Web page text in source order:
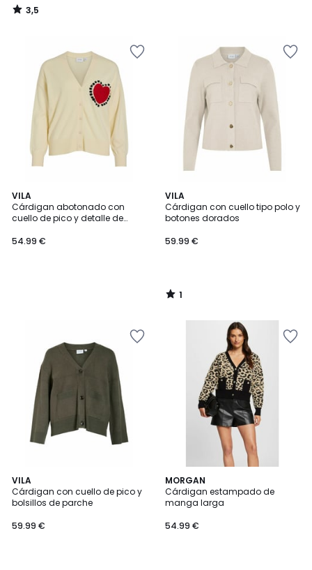
3,5
/
VILA
Cárdigan abotonado con
cuello de pico y detalle de
54.99 €
VILA
Cárdigan con cuello tipo polo y
botones dorados
59.99 €
1
/
5
1
/
VILA
Cárdigan con cuello de pico y
bolsillos de parche
59.99 €
MORGAN
Cárdigan estampado de
manga larga
54.99 €
4,8
/ 5